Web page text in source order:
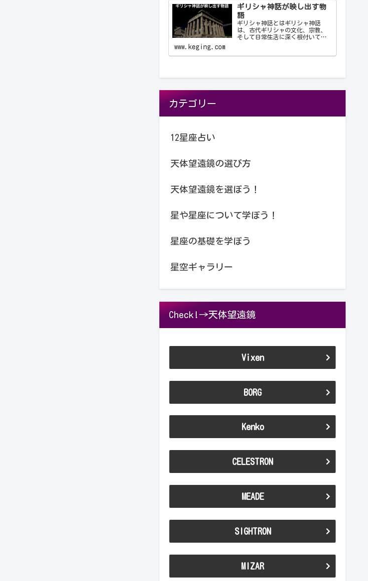
要な役…
ギリシャ神話が映し出す物
語
ギリシャ神話とはギリシャ神話
は、古代ギリシャの文化、宗教、
そして日常生活に深く根付いてい
の物語は、古代ギリシャ人の世界
大な…
www.keging.com
カテゴリー
12星座占い
天体望遠鏡の選び方
天体望遠鏡を選ぼう！
星や星座について学ぼう！
星座の基礎を学ぼう
星空ギャラリー
Check!→天体望遠鏡
Vixen
BORG
Kenko
CELESTRON
MEADE
SIGHTRON
MIZAR